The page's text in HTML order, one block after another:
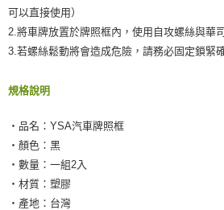
可以直接使用）
2.將車牌放置於牌照框內，使用自攻螺絲與華
3.若螺絲鬆動將會造成危險，請務必固定鎖緊
規格說明
‧品名：YSA汽車牌照框
‧顏色：黑
‧數量：一組2入
‧材質：塑膠
‧產地：台灣